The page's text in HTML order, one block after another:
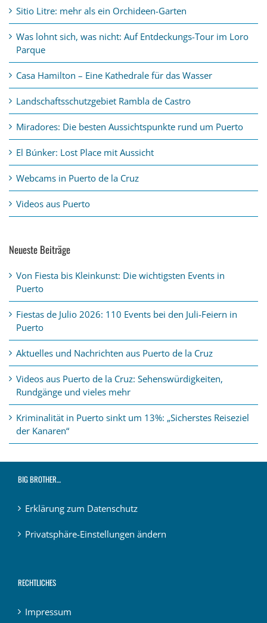
Sitio Litre: mehr als ein Orchideen-Garten
Was lohnt sich, was nicht: Auf Entdeckungs-Tour im Loro
Parque
Casa Hamilton – Eine Kathedrale für das Wasser
Landschaftsschutzgebiet Rambla de Castro
Miradores: Die besten Aussichtspunkte rund um Puerto
El Búnker: Lost Place mit Aussicht
Webcams in Puerto de la Cruz
Videos aus Puerto
Neueste Beiträge
Von Fiesta bis Kleinkunst: Die wichtigsten Events in
Puerto
Fiestas de Julio 2026: 110 Events bei den Juli-Feiern in
Puerto
Aktuelles und Nachrichten aus Puerto de la Cruz
Videos aus Puerto de la Cruz: Sehenswürdigkeiten,
Rundgänge und vieles mehr
Kriminalität in Puerto sinkt um 13%: „Sicherstes Reiseziel
der Kanaren“
BIG BROTHER…
Erklärung zum Datenschutz
Privatsphäre-Einstellungen ändern
RECHTLICHES
Impressum